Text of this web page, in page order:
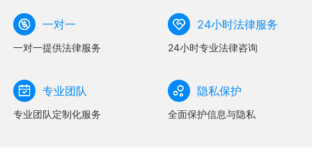
一对一
一对一提供法律服务
24小时法律服务
24小时专业法律咨询
专业团队
专业团队定制化服务
隐私保护
全面保护信息与隐私